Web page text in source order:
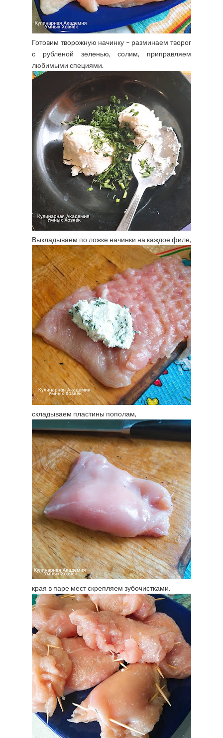
Готовим творожную начинку – разминаем творог
с рубленой зеленью, солим, приправляем
любимыми специями.
Выкладываем по ложке начинки на каждое филе,
складываем пластины пополам,
края в паре мест скрепляем зубочистками.